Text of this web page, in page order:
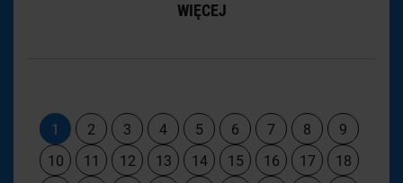
WIĘCEJ
1 2 3 4 5 6 7 8
9
10
11 12 13 14 15 16 17
18